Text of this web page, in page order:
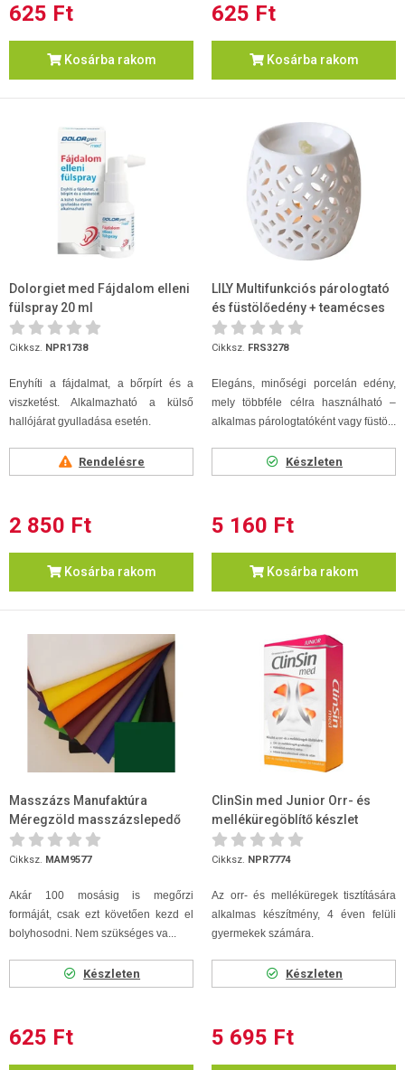
625 Ft
Kosárba rakom
625 Ft
Kosárba rakom
Dolorgiet med Fájdalom elleni
fülspray 20 ml
Cikksz. NPR1738
Enyhíti a fájdalmat, a bőrpírt és a
viszketést. Alkalmazható a külső
hallójárat gyulladása esetén.
Rendelésre
2 850 Ft
Kosárba rakom
LILY Multifunkciós párologtató
és füstölőedény + teamécses
Cikksz. FRS3278
Elegáns, minőségi porcelán edény,
mely többféle célra használható –
alkalmas párologtatóként vagy füstö...
Készleten
5 160 Ft
Kosárba rakom
Masszázs Manufaktúra
Méregzöld masszázslepedő
80 x 200
Cikksz. MAM9577
Akár 100 mosásig is megőrzi
formáját, csak ezt követően kezd el
bolyhosodni. Nem szükséges va...
Készleten
625 Ft
ClinSin med Junior Orr- és
melléküregöblítő készlet
(flakon + 16 tasak)
Cikksz. NPR7774
Az orr- és melléküregek tisztítására
alkalmas készítmény, 4 éven felüli
gyermekek számára.
Készleten
5 695 Ft